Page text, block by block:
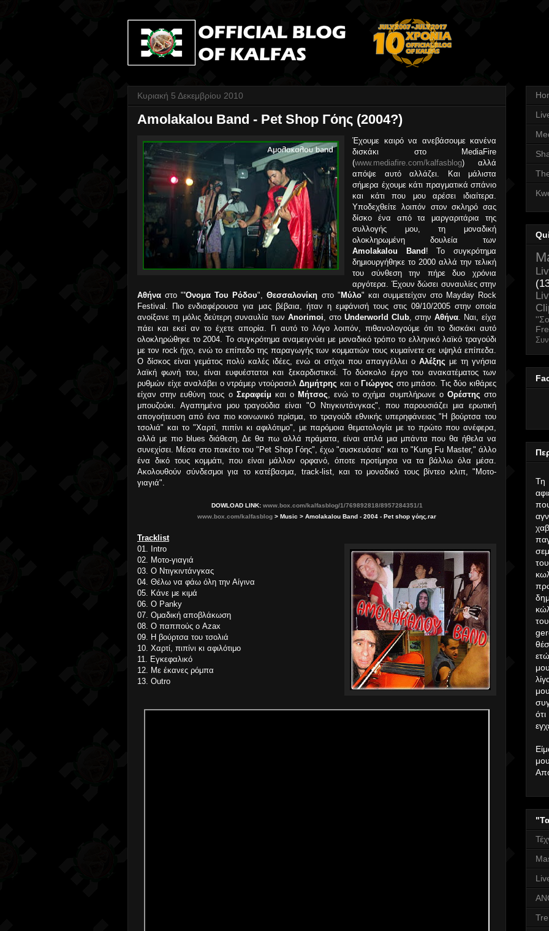
Κυριακή 5 Δεκεμβρίου 2010
Amolakalou Band - Pet Shop Γόης (2004?)
Έχουμε καιρό να ανεβάσουμε κανένα
δισκάκι στο MediaFire
(www.mediafire.com/kalfasblog) αλλά
απόψε αυτό αλλάζει. Και μάλιστα
σήμερα έχουμε κάτι πραγματικά σπάνιο
και κάτι που μου αρέσει ιδιαίτερα.
Υποδεχθείτε λοιπόν στον σκληρό σας
δίσκο ένα από τα μαργαριτάρια της
συλλογής μου, τη μοναδική
ολοκληρωμένη δουλεία των
Amolakalou Band ! Το συγκρότημα
δημιουργήθηκε το 2000 αλλά την τελική
του σύνθεση την πήρε δυο χρόνια
αργότερα. Έχουν δώσει συναυλίες στην
Αθήναστο "'Ονομα Του Ρόδου",Θεσσαλονίκη στο " Μύλο" και συμμετείχαν στο Mayday Rock
Festival. Πιο ενδιαφέρουσα για μας βέβαια, ήταν η εμφάνισή τους στις 09/10/2005 στην οποία
ανοίξανε τη μόλις δεύτερη συναυλία των Anorimoi, στο Underworld Club, στην Αθήνα. Ναι, είχα
πάει και εκεί αν το έχετε απορία. Γι αυτό το λόγο λοιπόν, πιθανολογούμε ότι το δισκάκι αυτό
ολοκληρώθηκε το 2004. Το συγκρότημα αναμειγνύει με μοναδικό τρόπο το ελληνικό λαϊκό τραγούδι
με τον rock ήχο, ενώ το επίπεδο της παραγωγής των κομματιών τους κυμαίνετε σε υψηλά επίπεδα.
Ο δίσκος είναι γεμάτος πολύ καλές ιδέες, ενώ οι στίχοι που απαγγέλλει ο Αλέξης με τη γνήσια
λαϊκή φωνή του, είναι ευφυέστατοι και ξεκαρδιστικοί. Το δύσκολο έργο του ανακατέματος των
ρυθμών είχε αναλάβει ο ντράμερ ντούρασελΔημήτρης και ο Γιώργος στο μπάσο. Τις δύο κιθάρες
είχαν στην ευθύνη τους ο Σεραφείμ και ο Μήτσος, ενώ το σχήμα συμπλήρωνε ο Ορέστης στο
μπουζούκι. Αγαπημένα μου τραγούδια είναι "Ο Ντιγκιντάνγκας", που παρουσιάζει μια ερωτική
απογοήτευση από ένα πιο κοινωνικό πρίσμα, το τραγούδι εθνικής υπερηφάνειας "Η βούρτσα του
τσολιά" και το "Χαρτί, πιπίνι κι αφιλότιμο", με παρόμοια θεματολογία με το πρώτο που ανέφερα,
αλλά με πιο blues διάθεση. Δε θα πω αλλά πράματα, είναι απλά μια μπάντα που θα ήθελα να
συνεχίσει. Μέσα στο πακέτο του "Pet Shop Γόης", έχω "συσκευάσει" και το "Kung Fu Master," άλλο
ένα δικό τους κομμάτι, που είναι μάλλον ορφανό, όποτε προτίμησα να τα βάλλω όλα μέσα.
Ακολουθούν σύνδεσμοι για το κατέβασμα, track-list, και το μοναδικό τους βίντεο κλιπ, "Μoτο-
γιαγιά".
DOWLOAD LINK: www.box.com/kalfasblog/1/769892818/8957284351/1
www.box.com/kalfasblog > Music > Amolakalou Band - 2004 - Pet shop γόης.rar
Tracklist
01. Intro
02. Μοτο-γιαγιά
03. Ο Ντιγκιντάνγκας
04. Θέλω να φάω όλη την Αίγινα
05. Κάνε με κιμά
06. Ο Panky
07. Ομαδική αποβλάκωση
08. Ο παππούς ο Azax
09. Η βούρτσα του τσολιά
10. Χαρτί, πιπίνι κι αφιλότιμο
11. Εγκεφαλικό
12. Με έκανες ρόμπα
13. Outro
Τη